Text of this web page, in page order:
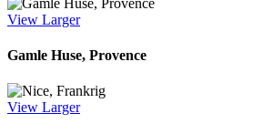
View Larger
Gamle Huse, Provence
View Larger